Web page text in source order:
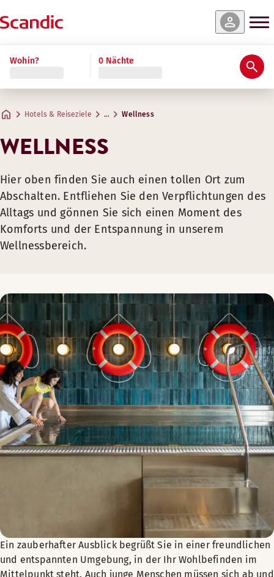
Wohin? 0 Nächte
Hotels & Reiseziele … Wellness
WELLNESS
Hier oben finden Sie auch einen tollen Ort zum
Abschalten. Entfliehen Sie den Verpflichtungen des
Alltags und gönnen Sie sich einen Moment des
Komforts und der Entspannung in unserem
Wellnessbereich.
Ein zauberhafter Ausblick begrüßt Sie in einer freundlichen
und entspannten Umgebung, in der Ihr Wohlbefinden im
Mittelpunkt steht. Auch junge Menschen müssen sich ab und